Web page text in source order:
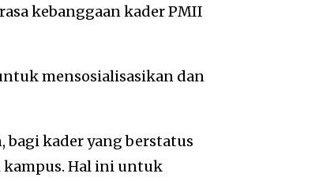
kebanggaan kader PMII
mensosialisasikan dan
kader yang berstatus
kampus. Hal ini untuk